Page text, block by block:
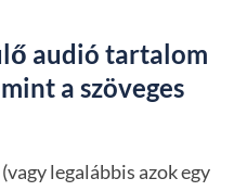
audió tartalom
a szöveges
legalábbis azok egy